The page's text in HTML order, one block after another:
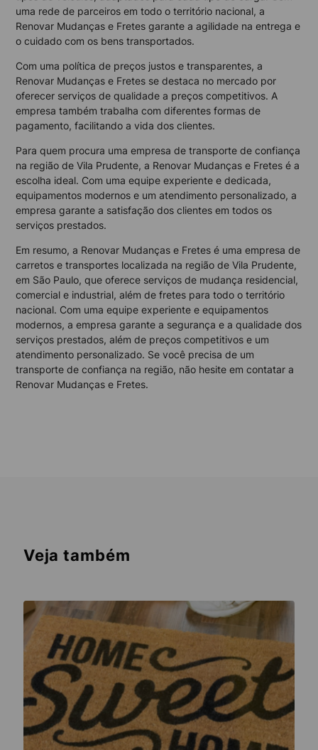
uma rede de parceiros em todo o território nacional, a
Renovar Mudanças e Fretes garante a agilidade na entrega e
o cuidado com os bens transportados.
Com uma política de preços justos e transparentes, a
Renovar Mudanças e Fretes se destaca no mercado por
oferecer serviços de qualidade a preços competitivos. A
empresa também trabalha com diferentes formas de
pagamento, facilitando a vida dos clientes.
Para quem procura uma empresa de transporte de confiança
na região de Vila Prudente, a Renovar Mudanças e Fretes é a
escolha ideal. Com uma equipe experiente e dedicada,
equipamentos modernos e um atendimento personalizado, a
empresa garante a satisfação dos clientes em todos os
serviços prestados.
Em resumo, a Renovar Mudanças e Fretes é uma empresa de
carretos e transportes localizada na região de Vila Prudente,
em São Paulo, que oferece serviços de mudança residencial,
comercial e industrial, além de fretes para todo o território
nacional. Com uma equipe experiente e equipamentos
modernos, a empresa garante a segurança e a qualidade dos
serviços prestados, além de preços competitivos e um
atendimento personalizado. Se você precisa de um
transporte de confiança na região, não hesite em contatar a
Renovar Mudanças e Fretes.
Veja também